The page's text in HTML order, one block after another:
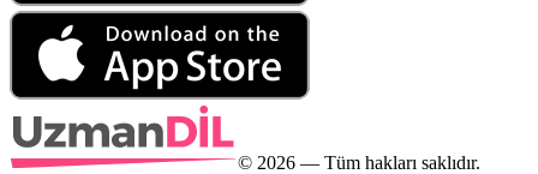
© 2026 — Tüm hakları saklıdır.